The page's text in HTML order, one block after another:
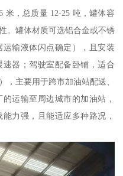
米，总质量 12-25 吨，罐体容
。罐体材质可选铝合金或不锈
输液体闪点确定），且安装
器；驾驶室配备卧铺，适合
，主要用于跨市加油站配送、
运输至周边城市的加油站，
力强，且能适应多种路况，